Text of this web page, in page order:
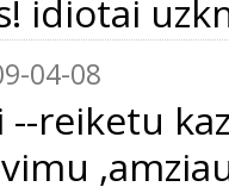
idiotai
04-08
--reiketu